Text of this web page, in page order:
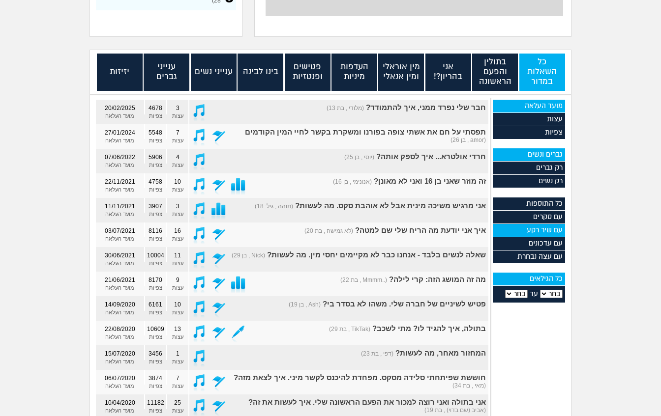
כל
השאלות
במדור
בתולין
והפעם
הראשונה
אני
בהריון?!
מין אוראלי
ומין אנאלי
העדפות
מיניות
פטישים
ופנטזיות
בינו לבינה ענייני נשים
ענייני
גברים
יזיזות
מועד העלאה
עצות
צפיות
גברים ונשים
רק גברים
רק נשים
כל התוספות
עם סקרים
עם שיר רקע
עם עדכונים
עם עצה נבחרת
כל הגילאים
עד
חבר שלי נפרד ממני, איך להתמודד? (מלודי , בת 13) 20/02/2025
מועד העלאה
4678
צפיות
3
עצות
תפסתי על חם את אשתי צופה בפורנו ומשקרת בקשר לחיי המין הקודמים
(amor , בן 26)
27/01/2024
מועד העלאה
5548
צפיות
7
עצות
חרדי אולטרא... איך לספק אותה? (יוסי , בן 25) 07/06/2022
מועד העלאה
5906
צפיות
4
עצות
זה מוזר שאני בן 16 ואני לא מאונן? (אנונימי , בן 16) 22/11/2021
מועד העלאה
4758
צפיות
10
עצות
אני מרגיש משיכה מינית אבל לא אוהבת סקס. מה לעשות? (תוהה , גיל: 18) 11/11/2021
מועד העלאה
3907
צפיות
3
עצות
איך אני יודעת מה הריח שלי שם למטה? (לא גמישה , בת 20) 03/07/2021
מועד העלאה
8116
צפיות
16
עצות
שאלה לנשים בלבד - אנחנו כבר לא מקיימים יחסי מין. מה לעשות? (Nick , בן 29) 30/06/2021
מועד העלאה
10004
צפיות
11
עצות
מה זה המושג הזה: קרי לילה? (..Mmmm , בת 22) 21/06/2021
מועד העלאה
8170
צפיות
9
עצות
פטיש לשיניים של חברה שלי. משהו לא בסדר בי? (Ash , בן 19) 14/09/2020
מועד העלאה
6161
צפיות
10
עצות
בתולה, איך להגיד לו? מתי לשכב? (TikTak , בת 29) 22/08/2020
מועד העלאה
10609
צפיות
13
עצות
המחזור מאחר, מה לעשות? (דפי , בת 23) 15/07/2020
מועד העלאה
3456
צפיות
1
עצות
חוששת שפיתחתי סלידה מסקס. מפחדת להיכנס לקשר מיני. איך לצאת מזה?
(מאי , בת 34)
06/07/2020
מועד העלאה
3874
צפיות
7
עצות
אני בתולה ואני רוצה למכור את הפעם הראשונה שלי. איך לעשות את זה?
(אביב (שם בדוי) , בת 19)
10/04/2020
מועד העלאה
11182
צפיות
25
עצות